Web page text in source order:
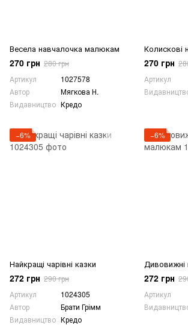
Весела навчалочка малюкам
270 грн 280 грн
Артикул
1027578
Автор
Мягкова Н.
Видавництво Кредо
Колискові
270 грн
Артикул
−6%
Найкращі чарівні казки
272 грн 290 грн
Артикул
1024305
Автор
Брати Грімм
Видавництво Кредо
−6%
272 грн
Артикул